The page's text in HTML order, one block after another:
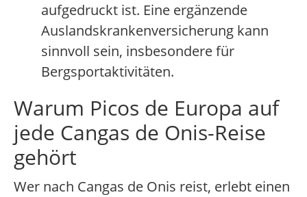
aufgedruckt ist. Eine ergänzende
Auslandskrankenversicherung kann
sinnvoll sein, insbesondere für
Bergsportaktivitäten.
Warum Picos de Europa auf
jede Cangas de Onis-Reise
gehört
Wer nach Cangas de Onis reist, erlebt einen